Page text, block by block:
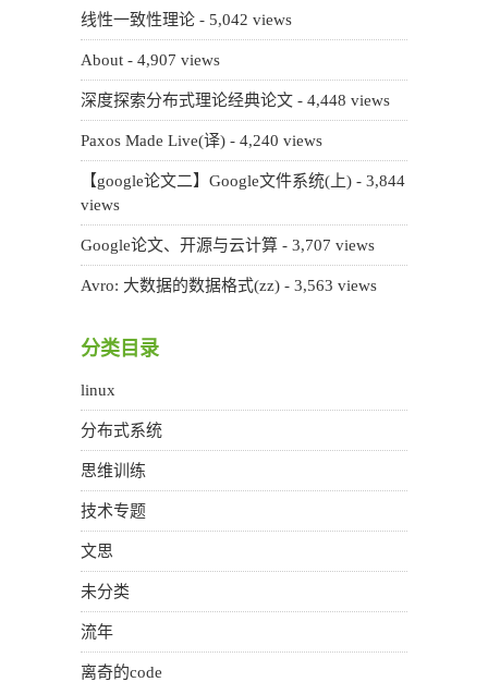
线性一致性理论 - 5,042 views
About - 4,907 views
深度探索分布式理论经典论文 - 4,448 views
Paxos Made Live(译) - 4,240 views
【google论文二】Google文件系统(上) - 3,844
views
Google论文、开源与云计算 - 3,707 views
Avro: 大数据的数据格式(zz) - 3,563 views
分类目录
linux
分布式系统
思维训练
技术专题
文思
未分类
流年
离奇的code